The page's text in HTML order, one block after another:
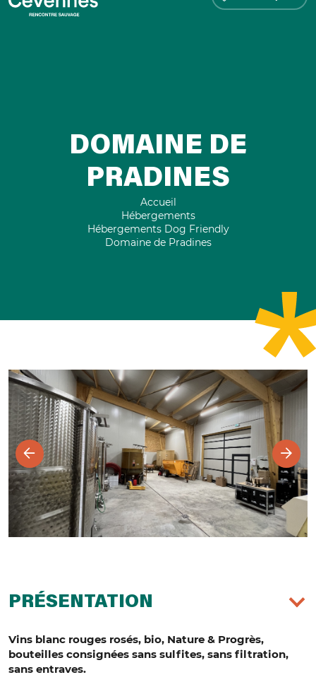
DOMAINE DE
PRADINES
Accueil
Hébergements
Hébergements Dog Friendly
Domaine de Pradines
PRÉSENTATION
Vins blanc rouges rosés, bio, Nature & Progrès,
bouteilles consignées sans sulfites, sans filtration,
sans entraves.